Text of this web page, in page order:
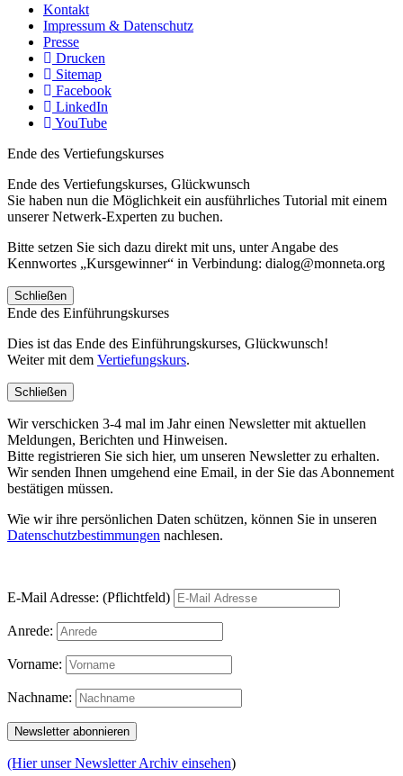
Kontakt
Impressum & Datenschutz
Presse
Drucken
Sitemap
Facebook
LinkedIn
YouTube
Ende des Vertiefungskurses
Ende des Vertiefungskurses, Glückwunsch
Sie haben nun die Möglichkeit ein ausführliches Tutorial mit einem
unserer Netwerk-Experten zu buchen.
Bitte setzen Sie sich dazu direkt mit uns, unter Angabe des
Kennwortes „Kursgewinner“ in Verbindung: dialog@monneta.org
Schließen
Ende des Einführungskurses
Dies ist das Ende des Einführungskurses, Glückwunsch!
Weiter mit dem Vertiefungskurs.
Schließen
Wir verschicken 3-4 mal im Jahr einen Newsletter mit aktuellen
Meldungen, Berichten und Hinweisen.
Bitte registrieren Sie sich hier, um unseren Newsletter zu erhalten.
Wir senden Ihnen umgehend eine Email, in der Sie das Abonnement
bestätigen müssen.
Wie wir ihre persönlichen Daten schützen, können Sie in unseren
Datenschutzbestimmungen nachlesen.
E-Mail Adresse: (Pflichtfeld)
Anrede:
Vorname:
Nachname:
(Hier unser Newsletter Archiv einsehen)